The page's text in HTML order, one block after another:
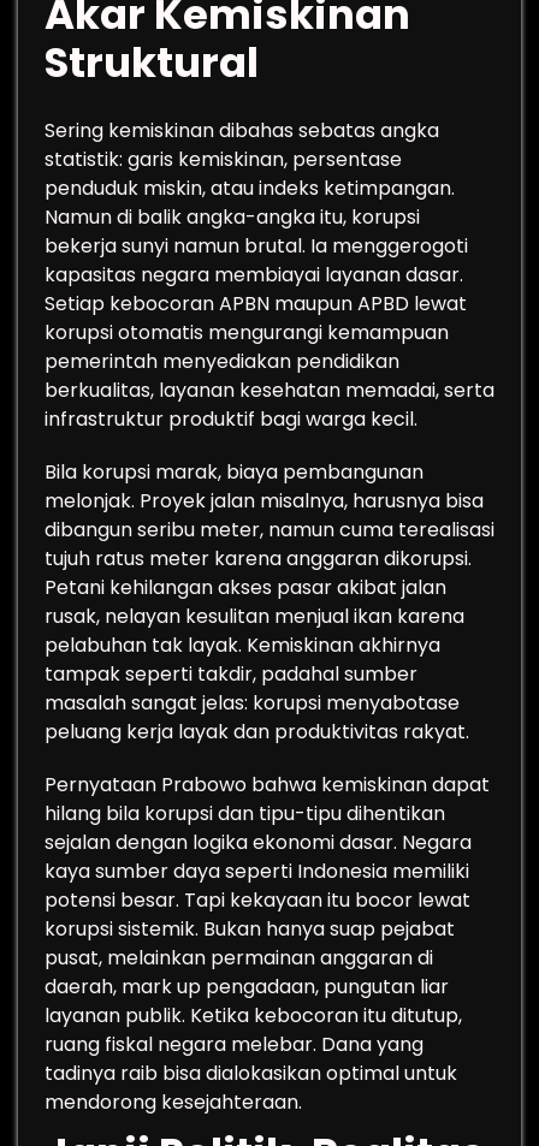
Akar Kemiskinan
Struktural
Sering kemiskinan dibahas sebatas angka
statistik: garis kemiskinan, persentase
penduduk miskin, atau indeks ketimpangan.
Namun di balik angka-angka itu, korupsi
bekerja sunyi namun brutal. Ia menggerogoti
kapasitas negara membiayai layanan dasar.
Setiap kebocoran APBN maupun APBD lewat
korupsi otomatis mengurangi kemampuan
pemerintah menyediakan pendidikan
berkualitas, layanan kesehatan memadai, serta
infrastruktur produktif bagi warga kecil.
Bila korupsi marak, biaya pembangunan
melonjak. Proyek jalan misalnya, harusnya bisa
dibangun seribu meter, namun cuma terealisasi
tujuh ratus meter karena anggaran dikorupsi.
Petani kehilangan akses pasar akibat jalan
rusak, nelayan kesulitan menjual ikan karena
pelabuhan tak layak. Kemiskinan akhirnya
tampak seperti takdir, padahal sumber
masalah sangat jelas: korupsi menyabotase
peluang kerja layak dan produktivitas rakyat.
Pernyataan Prabowo bahwa kemiskinan dapat
hilang bila korupsi dan tipu-tipu dihentikan
sejalan dengan logika ekonomi dasar. Negara
kaya sumber daya seperti Indonesia memiliki
potensi besar. Tapi kekayaan itu bocor lewat
korupsi sistemik. Bukan hanya suap pejabat
pusat, melainkan permainan anggaran di
daerah, mark up pengadaan, pungutan liar
layanan publik. Ketika kebocoran itu ditutup,
ruang fiskal negara melebar. Dana yang
tadinya raib bisa dialokasikan optimal untuk
mendorong kesejahteraan.